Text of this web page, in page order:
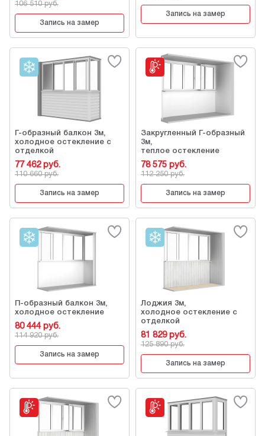
106 510 руб.
Запись на замер
Запись на замер
Г-образный балкон 3м,
холодное остекление с
отделкой
77 462 руб.
110 660 руб.
Запись на замер
Закругленный Г-образный
3м,
теплое остекление
78 575 руб.
112 250 руб.
Запись на замер
П-образный балкон 3м,
холодное остекление
80 444 руб.
114 920 руб.
Запись на замер
Лоджия 3м,
холодное остекление с
отделкой
81 829 руб.
125 890 руб.
Запись на замер